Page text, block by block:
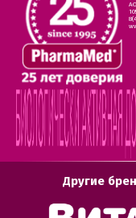
Другие